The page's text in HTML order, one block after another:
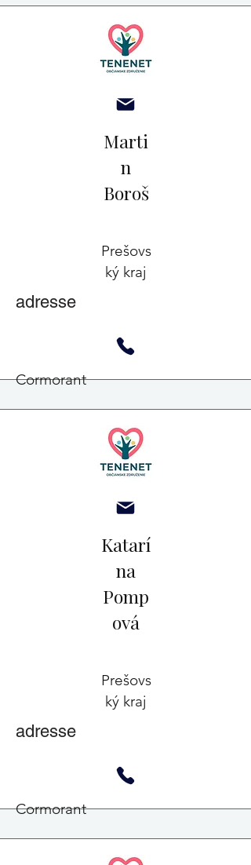
Marti
n
Boroš
Prešovs
ký kraj
adresse
Cormorant
Katarí
na
Pomp
ová
Prešovs
ký kraj
adresse
Cormorant